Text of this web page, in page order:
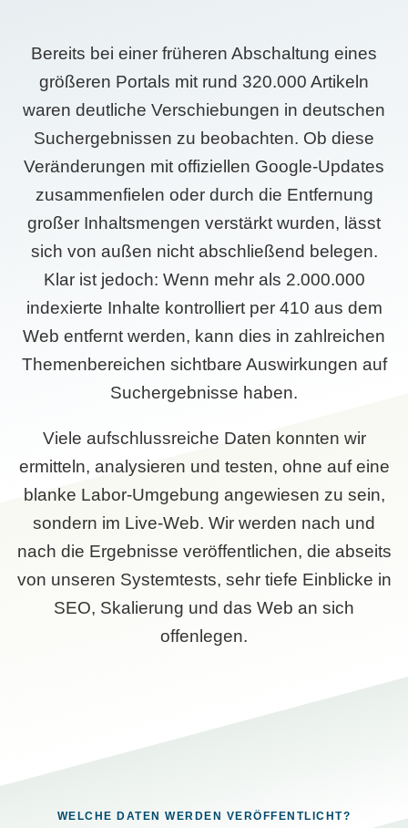
Bereits bei einer früheren Abschaltung eines
größeren Portals mit rund 320.000 Artikeln
waren deutliche Verschiebungen in deutschen
Suchergebnissen zu beobachten. Ob diese
Veränderungen mit offiziellen Google-Updates
zusammenfielen oder durch die Entfernung
großer Inhaltsmengen verstärkt wurden, lässt
sich von außen nicht abschließend belegen.
Klar ist jedoch: Wenn mehr als 2.000.000
indexierte Inhalte kontrolliert per 410 aus dem
Web entfernt werden, kann dies in zahlreichen
Themenbereichen sichtbare Auswirkungen auf
Suchergebnisse haben.
Viele aufschlussreiche Daten konnten wir
ermitteln, analysieren und testen, ohne auf eine
blanke Labor-Umgebung angewiesen zu sein,
sondern im Live-Web. Wir werden nach und
nach die Ergebnisse veröffentlichen, die abseits
von unseren Systemtests, sehr tiefe Einblicke in
SEO, Skalierung und das Web an sich
offenlegen.
WELCHE DATEN WERDEN VERÖFFENTLICHT?